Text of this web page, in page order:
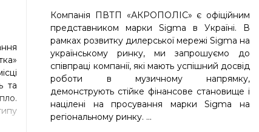
та
Компанія ПВТП «АКРОПОЛІС» є офіційним
представником марки Sigma в Україні. В
рамках розвитку дилерської мережі Sigma на
українському ринку, ми запрошуємо до
співпраці компанії, які мають успішний досвід
роботи в музичному напрямку,
демонструють стійке фінансове становище і
націлені на просування марки Sigma на
регіональному ринку. ...